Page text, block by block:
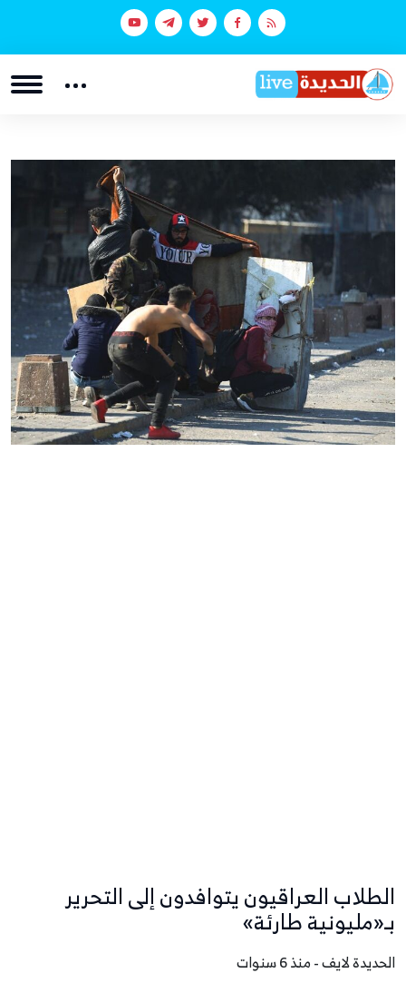
الطلاب العراقيون يتوافدون إلى التحرير
بـ«مليونية طارئة»
الحديدة لايف - منذ 6 سنوات